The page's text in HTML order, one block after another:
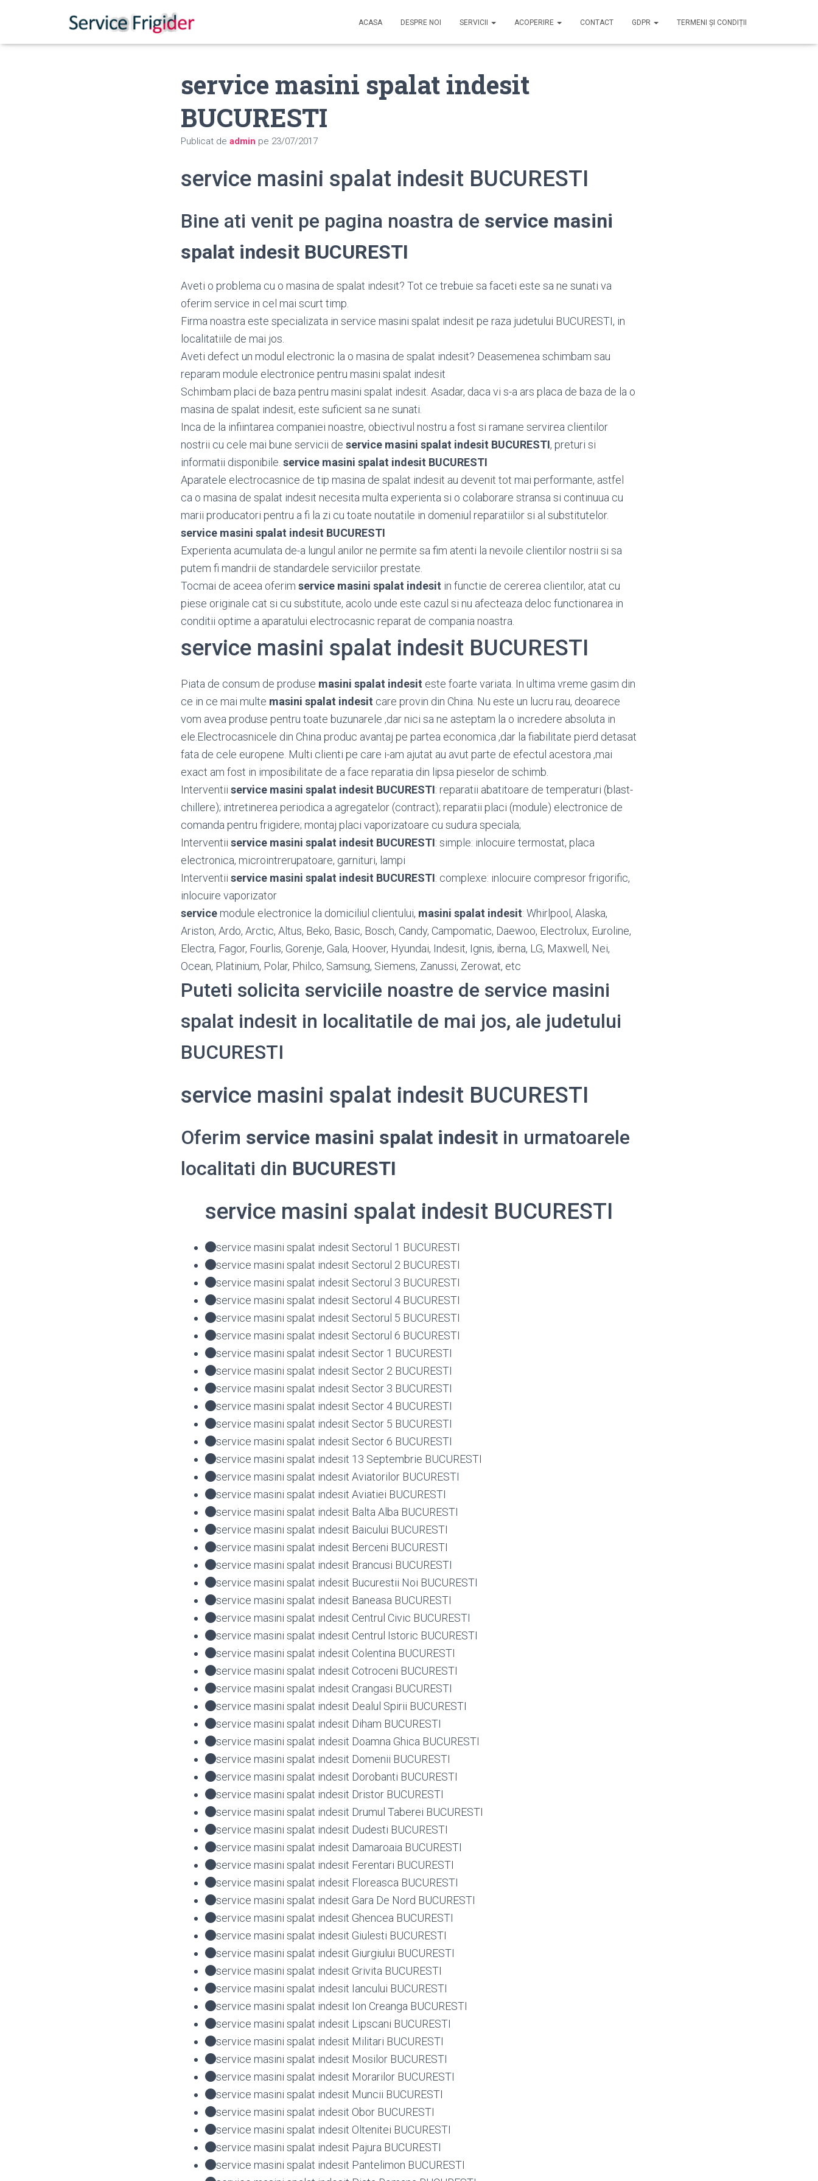
ACASA DESPRE NOI SERVICII ACOPERIRE CONTACT GDPR TERMENI ȘI CONDIȚII
service masini spalat indesit
BUCURESTI
Publicat de admin pe 23/07/2017
service masini spalat indesit BUCURESTI
Bine ati venit pe pagina noastra de service masini
spalat indesit BUCURESTI
Aveti o problema cu o masina de spalat indesit? Tot ce trebuie sa faceti este sa ne sunati va
oferim service in cel mai scurt timp.
Firma noastra este specializata in service masini spalat indesit pe raza judetului BUCURESTI, in
localitatiile de mai jos.
Aveti defect un modul electronic la o masina de spalat indesit? Deasemenea schimbam sau
reparam module electronice pentru masini spalat indesit
Schimbam placi de baza pentru masini spalat indesit. Asadar, daca vi s-a ars placa de baza de la o
masina de spalat indesit, este suficient sa ne sunati.
Inca de la infiintarea companiei noastre, obiectivul nostru a fost si ramane servirea clientilor
nostrii cu cele mai bune servicii de service masini spalat indesit BUCURESTI, preturi si
informatii disponibile. service masini spalat indesit BUCURESTI
Aparatele electrocasnice de tip masina de spalat indesit au devenit tot mai performante, astfel
ca o masina de spalat indesit necesita multa experienta si o colaborare stransa si continuua cu
marii producatori pentru a fi la zi cu toate noutatile in domeniul reparatiilor si al substitutelor.
service masini spalat indesit BUCURESTI
Experienta acumulata de-a lungul anilor ne permite sa fim atenti la nevoile clientilor nostrii si sa
putem fi mandrii de standardele serviciilor prestate.
Tocmai de aceea oferim service masini spalat indesit in functie de cererea clientilor, atat cu
piese originale cat si cu substitute, acolo unde este cazul si nu afecteaza deloc functionarea in
conditii optime a aparatului electrocasnic reparat de compania noastra.
service masini spalat indesit BUCURESTI
Piata de consum de produse masini spalat indesit este foarte variata. In ultima vreme gasim din
ce in ce mai multe masini spalat indesit care provin din China. Nu este un lucru rau, deoarece
vom avea produse pentru toate buzunarele ,dar nici sa ne asteptam la o incredere absoluta in
ele.Electrocasnicele din China produc avantaj pe partea economica ,dar la fiabilitate pierd detasat
fata de cele europene. Multi clienti pe care i-am ajutat au avut parte de efectul acestora ,mai
exact am fost in imposibilitate de a face reparatia din lipsa pieselor de schimb.
Interventii service masini spalat indesit BUCURESTI: reparatii abatitoare de temperaturi (blast-
chillere); intretinerea periodica a agregatelor (contract); reparatii placi (module) electronice de
comanda pentru frigidere; montaj placi vaporizatoare cu sudura speciala;
Interventii service masini spalat indesit BUCURESTI: simple: inlocuire termostat, placa
electronica, microintrerupatoare, garnituri, lampi
Interventii service masini spalat indesit BUCURESTI: complexe: inlocuire compresor frigorific,
inlocuire vaporizator
service module electronice la domiciliul clientului, masini spalat indesit: Whirlpool, Alaska,
Ariston, Ardo, Arctic, Altus, Beko, Basic, Bosch, Candy, Campomatic, Daewoo, Electrolux, Euroline,
Electra, Fagor, Fourlis, Gorenje, Gala, Hoover, Hyundai, Indesit, Ignis, iberna, LG, Maxwell, Nei,
Ocean, Platinium, Polar, Philco, Samsung, Siemens, Zanussi, Zerowat, etc
Puteti solicita serviciile noastre de service masini
spalat indesit in localitatile de mai jos, ale judetului
BUCURESTI
service masini spalat indesit BUCURESTI
Oferim service masini spalat indesit in urmatoarele
localitati din BUCURESTI
service masini spalat indesit BUCURESTI
service masini spalat indesit Sectorul 1 BUCURESTI
service masini spalat indesit Sectorul 2 BUCURESTI
service masini spalat indesit Sectorul 3 BUCURESTI
service masini spalat indesit Sectorul 4 BUCURESTI
service masini spalat indesit Sectorul 5 BUCURESTI
service masini spalat indesit Sectorul 6 BUCURESTI
service masini spalat indesit Sector 1 BUCURESTI
service masini spalat indesit Sector 2 BUCURESTI
service masini spalat indesit Sector 3 BUCURESTI
service masini spalat indesit Sector 4 BUCURESTI
service masini spalat indesit Sector 5 BUCURESTI
service masini spalat indesit Sector 6 BUCURESTI
service masini spalat indesit 13 Septembrie BUCURESTI
service masini spalat indesit Aviatorilor BUCURESTI
service masini spalat indesit Aviatiei BUCURESTI
service masini spalat indesit Balta Alba BUCURESTI
service masini spalat indesit Baicului BUCURESTI
service masini spalat indesit Berceni BUCURESTI
service masini spalat indesit Brancusi BUCURESTI
service masini spalat indesit Bucurestii Noi BUCURESTI
service masini spalat indesit Baneasa BUCURESTI
service masini spalat indesit Centrul Civic BUCURESTI
service masini spalat indesit Centrul Istoric BUCURESTI
service masini spalat indesit Colentina BUCURESTI
service masini spalat indesit Cotroceni BUCURESTI
service masini spalat indesit Crangasi BUCURESTI
service masini spalat indesit Dealul Spirii BUCURESTI
service masini spalat indesit Diham BUCURESTI
service masini spalat indesit Doamna Ghica BUCURESTI
service masini spalat indesit Domenii BUCURESTI
service masini spalat indesit Dorobanti BUCURESTI
service masini spalat indesit Dristor BUCURESTI
service masini spalat indesit Drumul Taberei BUCURESTI
service masini spalat indesit Dudesti BUCURESTI
service masini spalat indesit Damaroaia BUCURESTI
service masini spalat indesit Ferentari BUCURESTI
service masini spalat indesit Floreasca BUCURESTI
service masini spalat indesit Gara De Nord BUCURESTI
service masini spalat indesit Ghencea BUCURESTI
service masini spalat indesit Giulesti BUCURESTI
service masini spalat indesit Giurgiului BUCURESTI
service masini spalat indesit Grivita BUCURESTI
service masini spalat indesit Iancului BUCURESTI
service masini spalat indesit Ion Creanga BUCURESTI
service masini spalat indesit Lipscani BUCURESTI
service masini spalat indesit Militari BUCURESTI
service masini spalat indesit Mosilor BUCURESTI
service masini spalat indesit Morarilor BUCURESTI
service masini spalat indesit Muncii BUCURESTI
service masini spalat indesit Obor BUCURESTI
service masini spalat indesit Oltenitei BUCURESTI
service masini spalat indesit Pajura BUCURESTI
service masini spalat indesit Pantelimon BUCURESTI